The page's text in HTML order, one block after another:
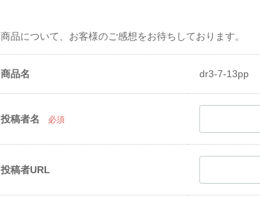
商品について、お客様のご感想をお待ちしております。
商品名 dr3-7-13pp
投稿者名 必須
投稿者URL